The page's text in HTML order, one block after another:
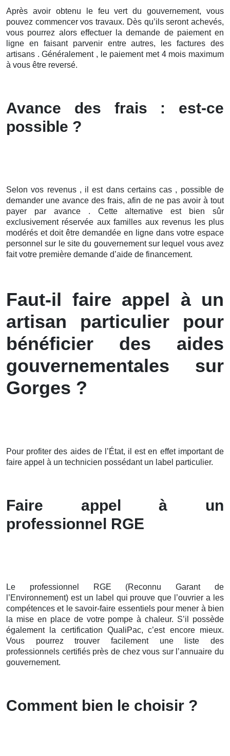
Après avoir obtenu le feu vert du gouvernement, vous
pouvez commencer vos travaux. Dès qu’ils seront achevés,
vous pourrez alors effectuer la demande de paiement en
ligne en faisant parvenir entre autres, les factures des
artisans . Généralement , le paiement met 4 mois maximum
à vous être reversé.
Avance des frais : est-ce
possible ?
Selon vos revenus , il est dans certains cas , possible de
demander une avance des frais, afin de ne pas avoir à tout
payer par avance . Cette alternative est bien sûr
exclusivement réservée aux familles aux revenus les plus
modérés et doit être demandée en ligne dans votre espace
personnel sur le site du gouvernement sur lequel vous avez
fait votre première demande d’aide de financement.
Faut-il faire appel à un
artisan particulier pour
bénéficier des aides
gouvernementales sur
Gorges ?
Pour profiter des aides de l’État, il est en effet important de
faire appel à un technicien possédant un label particulier.
Faire appel à un
professionnel RGE
Le professionnel RGE (Reconnu Garant de
l’Environnement) est un label qui prouve que l’ouvrier a les
compétences et le savoir-faire essentiels pour mener à bien
la mise en place de votre pompe à chaleur. S’il possède
également la certification QualiPac, c’est encore mieux.
Vous pourrez trouver facilement une liste des
professionnels certifiés près de chez vous sur l’annuaire du
gouvernement.
Comment bien le choisir ?